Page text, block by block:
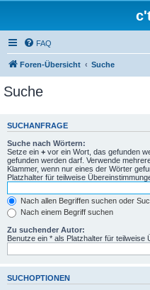
FAQ
Foren-Übersicht Suche
Suche
SUCHANFRAGE
Suche nach Wörtern:
Setze ein + vor ein Wort, das gefunden
gefunden werden darf. Verwende
Klammer, wenn nur eines der Wörter
Platzhalter für teilweise
Nach allen Begriffen suchen oder
Nach einem Begriff suchen
Zu suchender Autor:
Benutze ein * als Platzhalter für teilweise
SUCHOPTIONEN